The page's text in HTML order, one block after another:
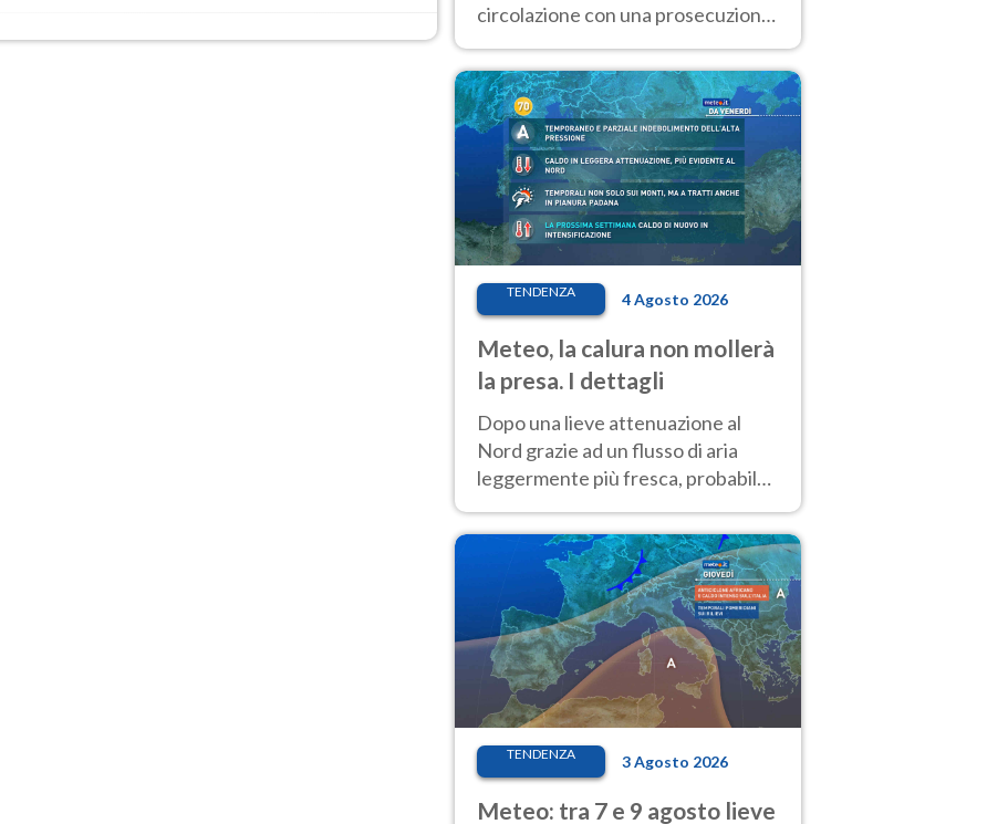
circolazione con una prosecuzione
giorni, compresa la settimana di
Ferragosto
TENDENZA 4 Agosto 2026
Meteo, la calura non mollerà
la presa. I dettagli
Dopo una lieve attenuazione al
Nord grazie ad un flusso di aria
leggermente più fresca, probabile
africano entro Ferragosto
TENDENZA 3 Agosto 2026
Meteo: tra 7 e 9 agosto lieve